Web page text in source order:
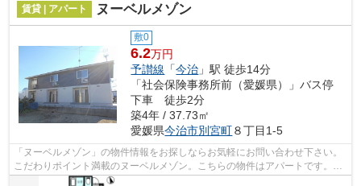
賃貸 | アパート ヌーベルメゾン
敷0
6.2万円
予讃線 「今治 」駅 徒歩14分
「社会保険事務所前（愛媛県）」バス停
下車 徒歩2分
築4年 / 37.73㎡
愛媛県今治市別宮町８丁目1-5
「ヌーベルメゾン」の物件情報をお探しならお気軽にお問い合わせ下さい。
こだわりポイント満載のヌーベルメゾン。こちらの物件はアパートです。令
和3年築の物件です。賃貸情報のことな...